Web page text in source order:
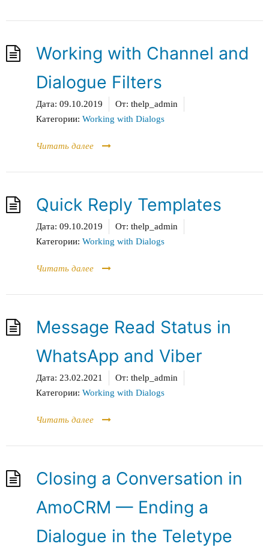
Working with Channel and
Dialogue Filters
Дата: 09.10.2019 От: thelp_admin
Категории: Working with Dialogs
Читать далее
Quick Reply Templates
Дата: 09.10.2019 От: thelp_admin
Категории: Working with Dialogs
Читать далее
Message Read Status in
WhatsApp and Viber
Дата: 23.02.2021 От: thelp_admin
Категории: Working with Dialogs
Читать далее
Closing a Conversation in
AmoCRM — Ending a
Dialogue in the Teletype